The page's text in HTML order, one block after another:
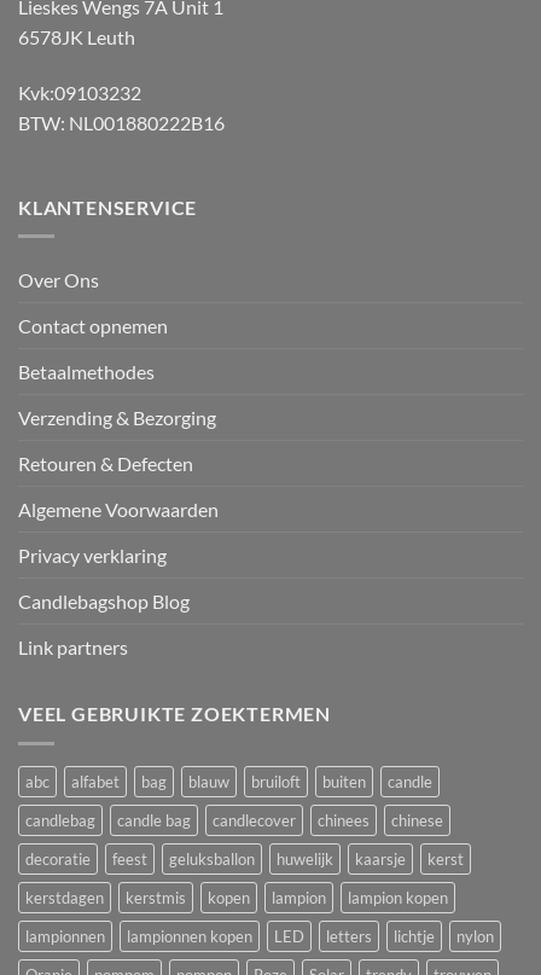
Lieskes Wengs 7A Unit 1
6578JK Leuth
Kvk:09103232
BTW: NL001880222B16
KLANTENSERVICE
Over Ons
Contact opnemen
Betaalmethodes
Verzending & Bezorging
Retouren & Defecten
Algemene Voorwaarden
Privacy verklaring
Candlebagshop Blog
Link partners
VEEL GEBRUIKTE ZOEKTERMEN
abc alfabet bag blauw bruiloft buiten
candle
candlebag
candle bag candlecover chinees
chinese
decoratie
feest geluksballon huwelijk kaarsje
kerst
kerstdagen
kerstmis kopen lampion
lampion kopen
lampionnen
lampionnen kopen LED letters lichtje
nylon